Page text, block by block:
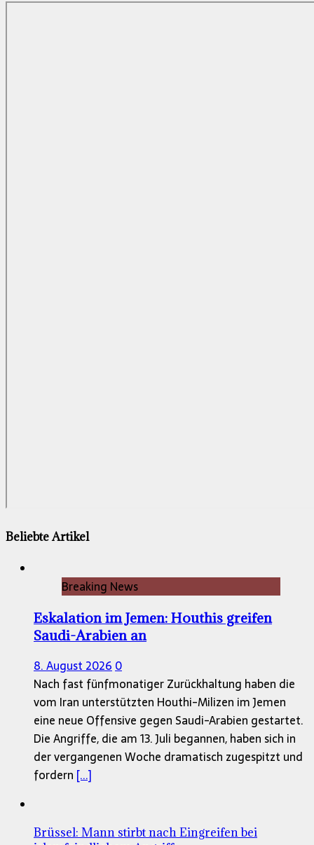
Beliebte Artikel
Breaking News
Eskalation im Jemen: Houthis greifen
Saudi-Arabien an
8. August 20260
Nach fast fünfmonatiger Zurückhaltung haben die
vom Iran unterstützten Houthi-Milizen im Jemen
eine neue Offensive gegen Saudi-Arabien gestartet.
Die Angriffe, die am 13. Juli begannen, haben sich in
der vergangenen Woche dramatisch zugespitzt und
fordern [...]
Brüssel: Mann stirbt nach Eingreifen bei